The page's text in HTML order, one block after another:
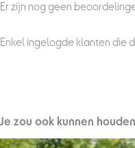
Er zijn nog geen
Enkel ingelogde klanten die
Je zou ook kunnen